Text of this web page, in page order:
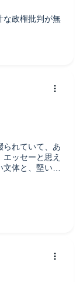
な政権批判が無
られていて、あ
ッセーと思え
体と、堅いナ
。